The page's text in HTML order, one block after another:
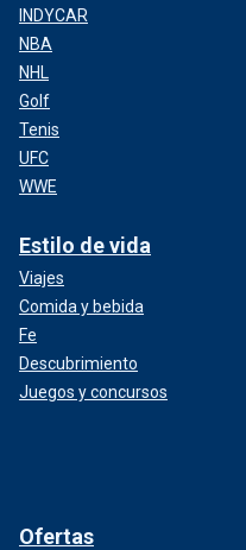
INDYCAR
NBA
NHL
Golf
Tenis
UFC
WWE
Estilo de vida
Viajes
Comida y bebida
Fe
Descubrimiento
Juegos y concursos
Ofertas